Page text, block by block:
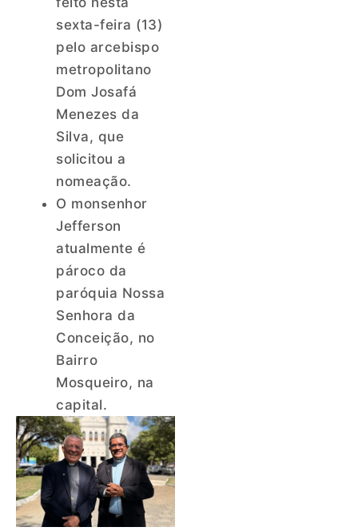
sexta-feira (13)
pelo arcebispo
metropolitano
Dom Josafá
Menezes da
Silva, que
solicitou a
nomeação.
O monsenhor
Jefferson
atualmente é
pároco da
paróquia Nossa
Senhora da
Conceição, no
Bairro
Mosqueiro, na
capital.